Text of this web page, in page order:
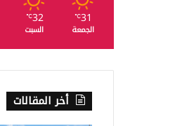
31
℃
الجمعة
32
℃
السبت
أخر المقالات